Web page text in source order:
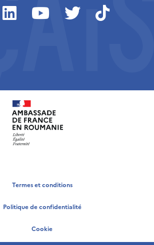
Termes et conditions
Politique de confidentialité
Cookie